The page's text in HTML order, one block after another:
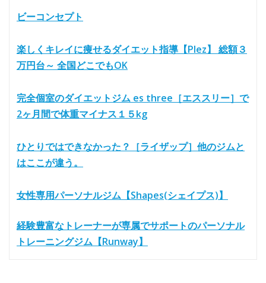
ビーコンセプト
楽しくキレイに痩せるダイエット指導【Plez】 総額３
万円台～ 全国どこでもOK
完全個室のダイエットジム es three［エススリー］で
2ヶ月間で体重マイナス１５kg
ひとりではできなかった？［ライザップ］他のジムと
はここが違う。
女性専用パーソナルジム【Shapes(シェイプス)】
経験豊富なトレーナーが専属でサポートのパーソナル
トレーニングジム【Runway】